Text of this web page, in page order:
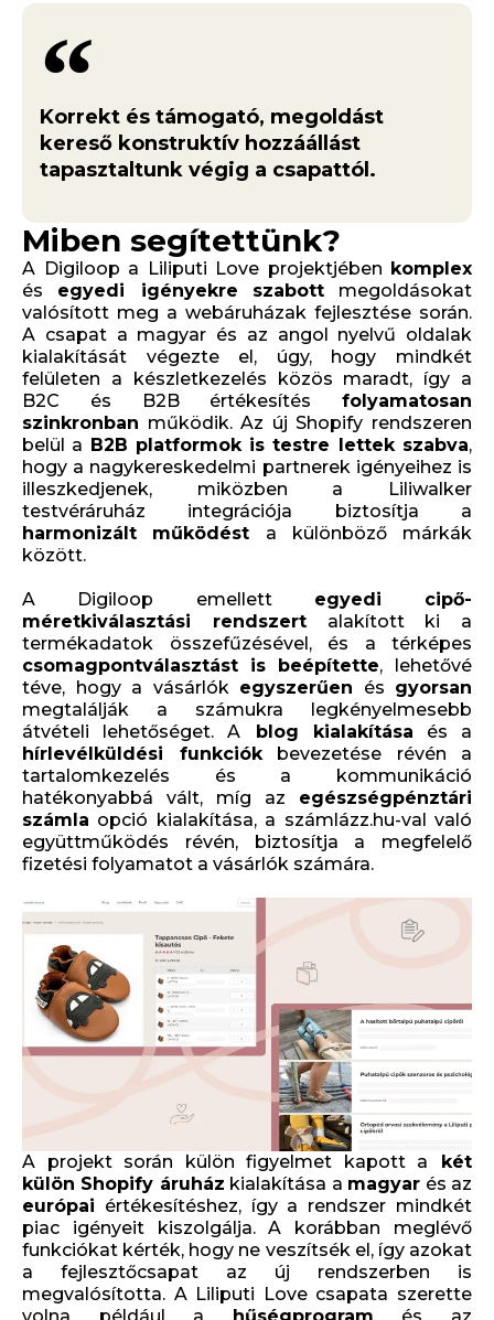
Korrekt és támogató, megoldást
kereső konstruktív hozzáállást
tapasztaltunk végig a csapattól.
Miben segítettünk?
A Digiloop a Liliputi Love projektjében komplex
és egyedi igényekre szabottmegoldásokat
valósított meg a webáruházak fejlesztése során.
A csapat a magyar és az angol nyelvű oldalak
kialakítását végezte el, úgy, hogy mindkét
felületen a készletkezelés közös maradt, így a
B2C és B2B értékesítés folyamatosan
szinkronban működik. Az új Shopify rendszeren
belül a B2B platformok is testre lettek szabva,
hogy a nagykereskedelmi partnerek igényeihez is
illeszkedjenek, miközben a Liliwalker
testvéráruház integrációja biztosítja a
harmonizált
működést a különböző márkák
között.
A Digiloop emellett egyedi cipő-
méretkiválasztási rendszertalakított ki a
termékadatok összefűzésével, és a térképes
csomagpontválasztást
is beépítette, lehetővé
téve, hogy a vásárlók egyszerűen és gyorsan
megtalálják a számukra legkényelmesebb
átvételi lehetőséget. A blog kialakítása és a
hírlevélküldési funkciókbevezetése révén a
tartalomkezelés és a kommunikáció
hatékonyabbá vált, míg az egészségpénztári
számla opció kialakítása, a számlázz.hu-val való
együttműködés révén, biztosítja a megfelelő
fizetési folyamatot a vásárlók számára.
A projekt során külön figyelmet kapott a két
külön Shopify áruház kialakítása a magyar és az
európai értékesítéshez, így a rendszer mindkét
piac igényeit kiszolgálja. A korábban meglévő
funkciókat kérték, hogy ne veszítsék el, így azokat
a fejlesztőcsapat az új rendszerben is
megvalósította. A Liliputi Love csapata szerette